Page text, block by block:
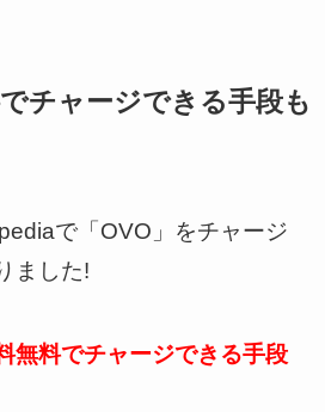
でチャージできる手段も
で「OVO」をチャージ
ました!
無料でチャージできる手段